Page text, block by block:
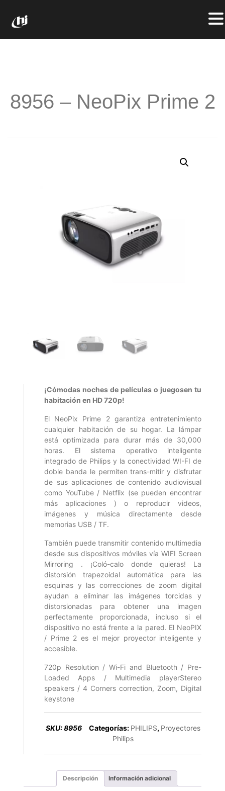
8956 – NeoPix Prime 2
¡Cómodas noches de películas o juegosen tu
habitación en HD 720p!
El NeoPix Prime 2 garantiza entretenimiento
cualquier habitación de su hogar. La lámpar
está optimizada para durar más de 30,000
horas. El sistema operativo inteligente
integrado de Philips y la conectividad WI-FI de
doble banda le permiten trans-mitir y disfrutar
de sus aplicaciones de contenido audiovisual
como YouTube / Netflix (se pueden encontrar
más aplicaciones ) o reproducir videos,
imágenes y música directamente desde
memorias USB / TF.
También puede transmitir contenido multimedia
desde sus dispositivos móviles vía WIFI Screen
Mirroring . ¡Coló-calo donde quieras! La
distorsión trapezoidal automática para las
esquinas y las correcciones de zoom digital
ayudan a eliminar las imágenes torcidas y
distorsionadas para obtener una imagen
perfectamente proporcionada, incluso si el
dispositivo no está frente a la pared. El NeoPIX
/ Prime 2 es el mejor proyector inteligente y
accesible.
720p Resolution / Wi-Fi and Bluetooth / Pre-
Loaded Apps / Multimedia playerStereo
speakers / 4 Corners correction, Zoom, Digital
keystone
SKU:8956 Categorías: PHILIPS, Proyectores
Philips
Descripción Información adicional